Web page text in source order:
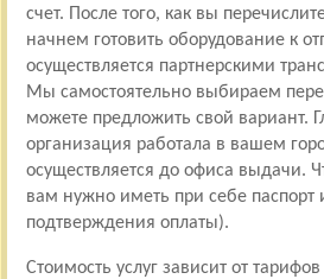
счет. После того, как вы
начнем готовить оборудование к
осуществляется партнерскими
Мы самостоятельно выбираем
можете предложить свой вариант.
организация работала в вашем
осуществляется до офиса выдачи.
вам нужно иметь при себе паспорт
подтверждения оплаты).
Стоимость услуг зависит от